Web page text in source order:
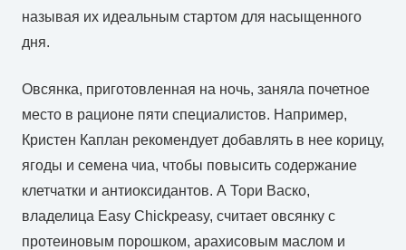
называя их идеальным стартом для насыщенного
дня.
Овсянка, приготовленная на ночь, заняла почетное
место в рационе пяти специалистов. Например,
Кристен Каплан рекомендует добавлять в нее корицу,
ягоды и семена чиа, чтобы повысить содержание
клетчатки и антиоксидантов. А Тори Васко,
владелица Easy Chickpeasy, считает овсянку с
протеиновым порошком, арахисовым маслом и